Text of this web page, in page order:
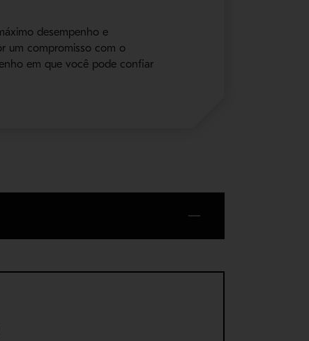
desempenho e
um compromisso com o
em que você pode confiar